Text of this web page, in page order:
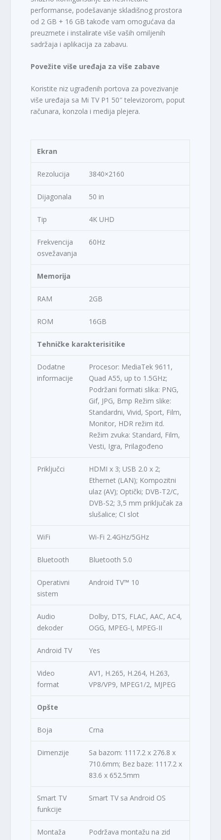
performanse, podešavanje skladišnog prostora
od 2 GB + 16 GB takođe vam omogućava da
preuzmete i instalirate više vaših omiljenih
sadržaja i aplikacija za zabavu.
Povežite više uređaja za više zabave
Koristite niz ugrađenih portova za povezivanje
više uređaja sa Mi TV P1 50″ televizorom, poput
računara, konzola i medija plejera.
Ekran
Rezolucija 3840×2160
Dijagonala 50 in
Tip 4K UHD
Frekvencija
osvežavanja
60Hz
Memorija
RAM 2GB
ROM 16GB
Tehničke karakterisitike
Dodatne
informacije
Procesor: MediaTek 9611,
Quad A55, up to 1.5GHz;
Podržani formati slika: PNG,
Gif, JPG, Bmp Režim slike:
Standardni, Vivid, Sport, Film,
Monitor, HDR režim itd.
Režim zvuka: Standard, Film,
Vesti, Igra, Prilagođeno
Priključci
HDMI x 3; USB 2.0 x 2;
Ethernet (LAN); Kompozitni
ulaz (AV); Optički; DVB-T2/C,
DVB-S2; 3,5 mm priključak za
slušalice; CI slot
WiFi Wi-Fi 2.4GHz/5GHz
Bluetooth Bluetooth 5.0
Operativni
sistem
Android TV™ 10
Audio
dekoder
Dolby, DTS, FLAC, AAC, AC4,
OGG, MPEG-I, MPEG-II
Android TV Yes
Video
format
AV1, H.265, H.264, H.263,
VP8/VP9, MPEG1/2, MJPEG
Opšte
Boja Crna
Dimenzije
Sa bazom: 1117.2 x 276.8 x
710.6mm; Bez baze: 1117.2 x
83.6 x 652.5mm
Smart TV
funkcije
Smart TV sa Android OS
Montaža Podržava montažu na zid